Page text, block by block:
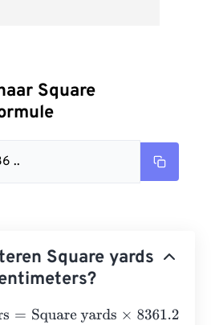
Square
..
Square yards
Square yards×8361.2736